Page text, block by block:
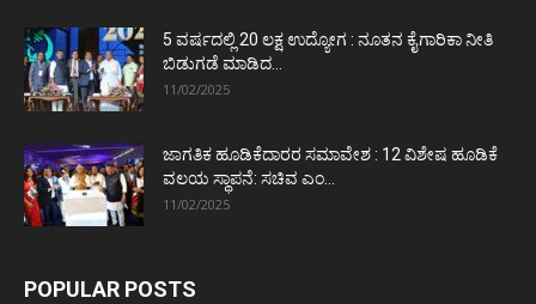
5 ವರ್ಷದಲ್ಲಿ 20 ಲಕ್ಷ ಉದ್ಯೋಗ : ನೂತನ ಕೈಗಾರಿಕಾ ನೀತಿ
ಬಿಡುಗಡೆ ಮಾಡಿದ...
11/02/2025
ಜಾಗತಿಕ ಹೂಡಿಕೆದಾರರ ಸಮಾವೇಶ : 12 ವಿಶೇಷ ಹೂಡಿಕೆ
ವಲಯ ಸ್ಥಾಪನೆ: ಸಚಿವ ಎಂ...
11/02/2025
POPULAR POSTS